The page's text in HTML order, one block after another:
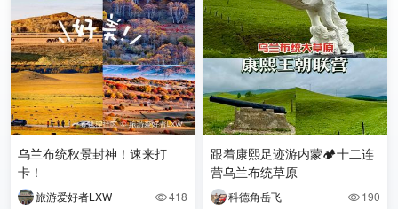
乌兰布统秋景封神！速来打
卡！
旅游爱好者LXW 418
跟着康熙足迹游内蒙🏕️十二连
营乌兰布统草原
科德角岳飞  190